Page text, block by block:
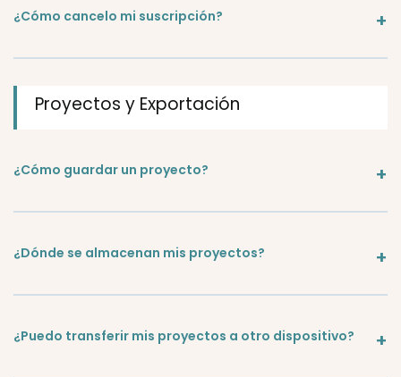
¿Cómo cancelo mi suscripción?
Proyectos y Exportación
¿Cómo guardar un proyecto?
¿Dónde se almacenan mis proyectos?
¿Puedo transferir mis proyectos a otro dispositivo?